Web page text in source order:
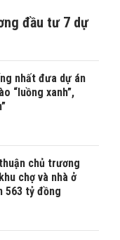
đầu tư 7 dự
nhất đưa dự án
“luồng xanh”,
chủ trương
chợ và nhà ở
563 tỷ đồng